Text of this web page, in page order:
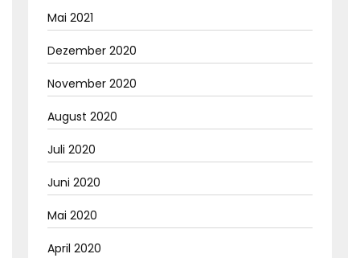
Mai 2021
Dezember 2020
November 2020
August 2020
Juli 2020
Juni 2020
Mai 2020
April 2020